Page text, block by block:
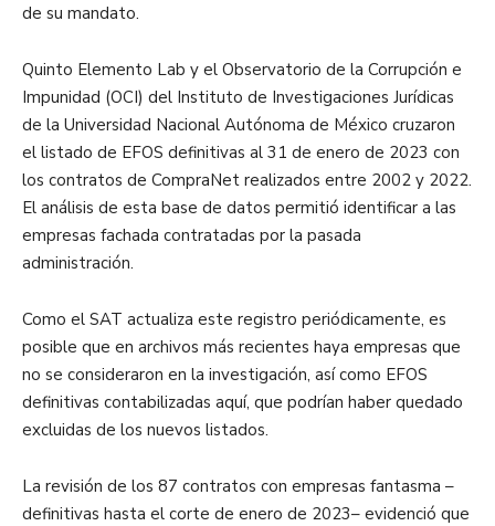
de su mandato.
Quinto Elemento Lab y el Observatorio de la Corrupción e
Impunidad (OCI) del Instituto de Investigaciones Jurídicas
de la Universidad Nacional Autónoma de México cruzaron
el listado de EFOS definitivas al 31 de enero de 2023 con
los contratos de CompraNet realizados entre 2002 y 2022.
El análisis de esta base de datos permitió identificar a las
empresas fachada contratadas por la pasada
administración.
Como el SAT actualiza este registro periódicamente, es
posible que en archivos más recientes haya empresas que
no se consideraron en la investigación, así como EFOS
definitivas contabilizadas aquí, que podrían haber quedado
excluidas de los nuevos listados.
La revisión de los 87 contratos con empresas fantasma –
definitivas hasta el corte de enero de 2023– evidenció que